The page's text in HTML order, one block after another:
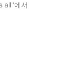
all"에서